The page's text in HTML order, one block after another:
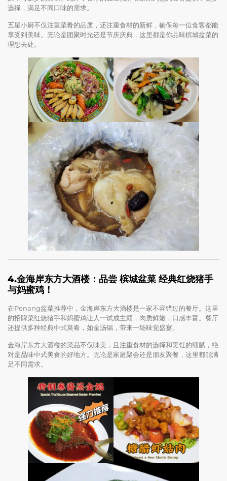
选择，满足不同口味的需求。
五星小厨不仅注重菜肴的品质，还注重食材的新鲜，确保每一位食客都能
享受到美味。无论是团聚时光还是节庆庆典，这里都是你品味槟城盆菜的
理想去处。
4.金海岸东方大酒楼：品尝 槟城盆菜 经典红烧猪手
与妈蜜鸡！
在Penang盆菜推荐中，金海岸东方大酒楼是一家不容错过的餐厅。这里
的招牌菜红烧猪手和妈蜜鸡让人一试成主顾，肉质鲜嫩，口感丰富。餐厅
还提供多种经典中式菜肴，如金汤锅，带来一场味觉盛宴。
金海岸东方大酒楼的菜品不仅味美，且注重食材的选择和烹饪的细腻，绝
对是品味中式美食的好地方。无论是家庭聚会还是朋友聚餐，这里都能满
足不同需求。